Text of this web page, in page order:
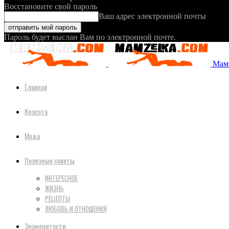
Восстановите свой пароль
Ваш адрес электронной почты
Пароль будет выслан Вам по электронной почте.
Главная
Красота
Мода
Полезные советы
ИНТЕРЕСНОЕ
ЖИЗНЬ
РЕЦЕПТЫ
ЛЮБОВЬ И ОТНОШЕНИЯ
Знаменитости